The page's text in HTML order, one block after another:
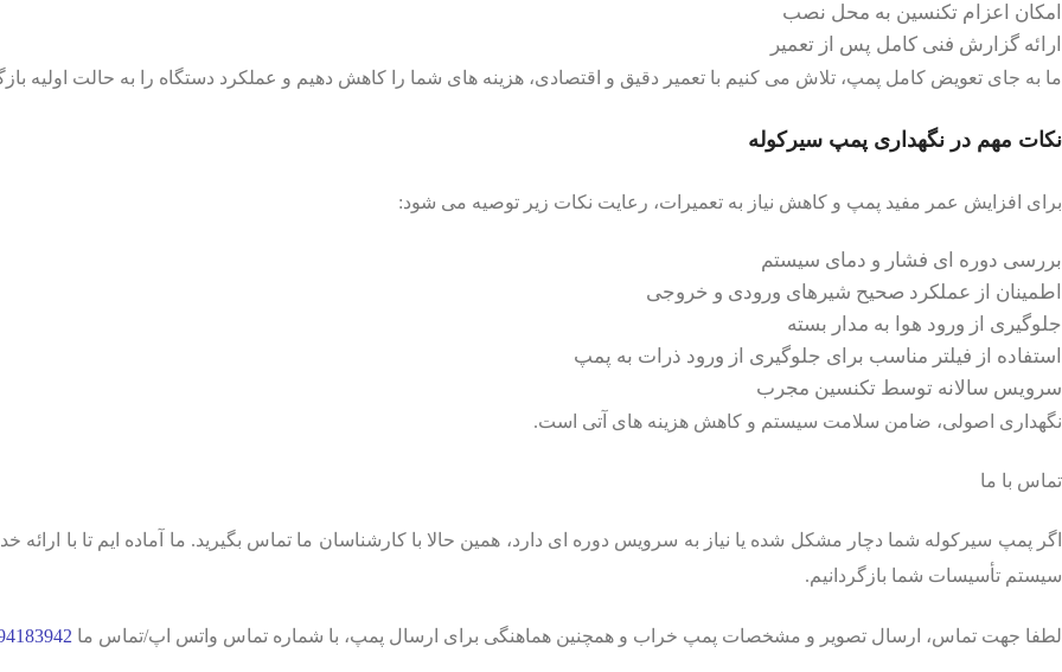
امکان اعزام تکنسین به محل نصب
ارائه گزارش فنی کامل پس از تعمیر
ما به جای تعویض کامل پمپ، تلاش می کنیم با تعمیر دقیق و اقتصادی، هزینه های شما را کاهش دهیم و عملکرد دستگاه را به حالت اولیه
نکات مهم در نگهداری پمپ سیرکوله
برای افزایش عمر مفید پمپ و کاهش نیاز به تعمیرات، رعایت نکات زیر توصیه می شود:
بررسی دوره ای فشار و دمای سیستم
اطمینان از عملکرد صحیح شیرهای ورودی و خروجی
جلوگیری از ورود هوا به مدار بسته
استفاده از فیلتر مناسب برای جلوگیری از ورود ذرات به پمپ
سرویس سالانه توسط تکنسین مجرب
نگهداری اصولی، ضامن سلامت سیستم و کاهش هزینه های آتی است.
تماس با ما
اگر پمپ سیرکوله شما دچار مشکل شده یا نیاز به سرویس دوره ای دارد، همین حالا با کارشناسان ما تماس بگیرید. ما آماده ایم تا با
سیستم تأسیسات شما بازگردانیم.
لطفا جهت تماس، ارسال تصویر و مشخصات پمپ خراب و همچنین هماهنگی برای ارسال پمپ، با شماره تماس واتس اپ/تماس ما